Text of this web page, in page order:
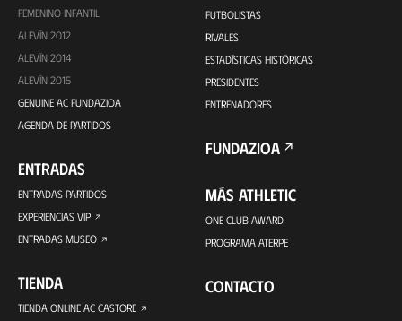
FEMENINO INFANTIL
ALEVÍN 2012
ALEVÍN 2014
ALEVÍN 2015
GENUINE AC FUNDAZIOA
AGENDA DE PARTIDOS
ENTRADAS
ENTRADAS PARTIDOS
EXPERIENCIAS VIP
ENTRADAS MUSEO
TIENDA
TIENDA ONLINE AC CASTORE
FUTBOLISTAS
RIVALES
ESTADÍSTICAS HISTÓRICAS
PRESIDENTES
ENTRENADORES
FUNDAZIOA
MÁS ATHLETIC
ONE CLUB AWARD
PROGRAMA ATERPE
CONTACTO